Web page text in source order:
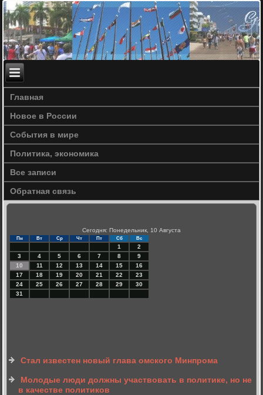
Главная
Новое в России
События в мире
Политика, экономика
Все записи
Обратная связь
Сегодня: Понедельник, 10 Августа
Пн Вт Ср Чт Пт Сб Вс
1
2
3
4 5 6 7 8
9
10
11 12 13 14 15
16
17
18 19 20 21 22
23
24
25 26 27 28 29
30
31
Стал известен новый глава омского Минпрома
Молодые люди должны участвовать в политике, но не
в качестве политиков